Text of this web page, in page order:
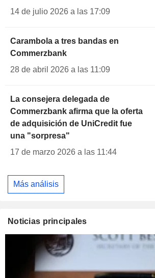
14 de julio 2026 a las 17:09
Carambola a tres bandas en
Commerzbank
28 de abril 2026 a las 11:09
La consejera delegada de
Commerzbank afirma que la oferta
de adquisición de UniCredit fue
una "sorpresa"
17 de marzo 2026 a las 11:44
Más análisis
Noticias principales